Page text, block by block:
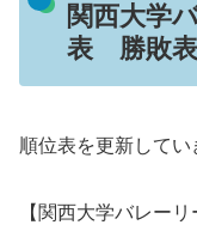
関西大学
表 勝敗表
順位表を更新してい
【関西大学バレーリ